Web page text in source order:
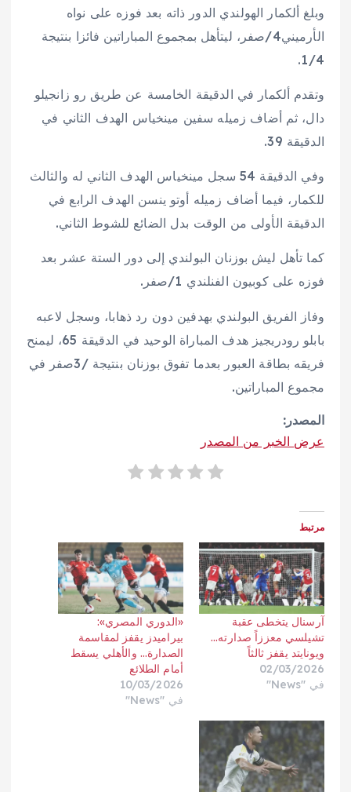
وبلغ ألكمار الهولندي الدور ذاته بعد فوزه على نواه
الأرميني4/صفر، ليتأهل بمجموع المباراتين فائزا بنتيجة
1/4.
وتقدم ألكمار في الدقيقة الخامسة عن طريق رو زانجيلو
دال، ثم أضاف زميله سفين مينخياس الهدف الثاني في
الدقيقة 39.
وفي الدقيقة 54 سجل مينخياس الهدف الثاني له والثالث
للكمار، فيما أضاف زميله أوتو ينسن الهدف الرابع في
الدقيقة الأولى من الوقت بدل الضائع للشوط الثاني.
كما تأهل ليش بوزنان البولندي إلى دور الستة عشر بعد
فوزه على كوبيون الفنلندي 1/صفر.
وفاز الفريق البولندي بهدفين دون رد ذهابا، وسجل لاعبه
بابلو رودريجيز هدف المباراة الوحيد في الدقيقة 65، ليمنح
فريقه بطاقة العبور بعدما تفوق بوزنان بنتيجة /3صفر في
مجموع المباراتين.
المصدر:
عرض الخبر من المصدر
مرتبط
آرسنال يتخطى عقبة
تشيلسي معززاً صدارته…
ويونايتد يقفز ثالثاً
02/03/2026
في "News"
«الدوري المصري»:
بيراميدز يقفز لمقاسمة
الصدارة… والأهلي يسقط
أمام الطلائع
10/03/2026
في "News"